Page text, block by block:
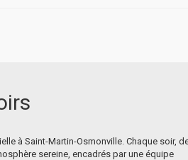
à Saint-Martin-Osmonville. Chaque soir,
sereine, encadrés par une équipe